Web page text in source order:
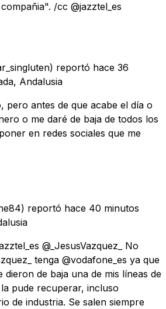
/cc @jazztel_es
reportó hace 36
Andalusia
pero antes de que acabe el día o
o me daré de baja de todos los
en redes sociales que me
reportó hace 40 minutos
@_JesusVazquez_ No
tenga @vodafone_es ya que
dieron de baja una de mis líneas de
pude recuperar, incluso
de industria. Se salen siempre